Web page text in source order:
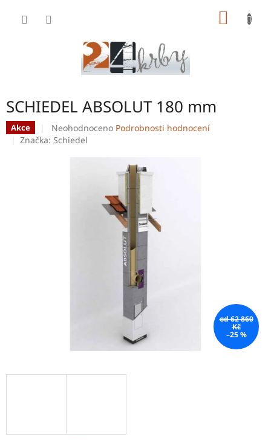
SCHIEDEL ABSOLUT 180 mm
Akce
Průměrné
hodnocení
Neohodnoceno Podrobnosti hodnocení
Značka: Schiedel
od 62 860
Kč
–25 %